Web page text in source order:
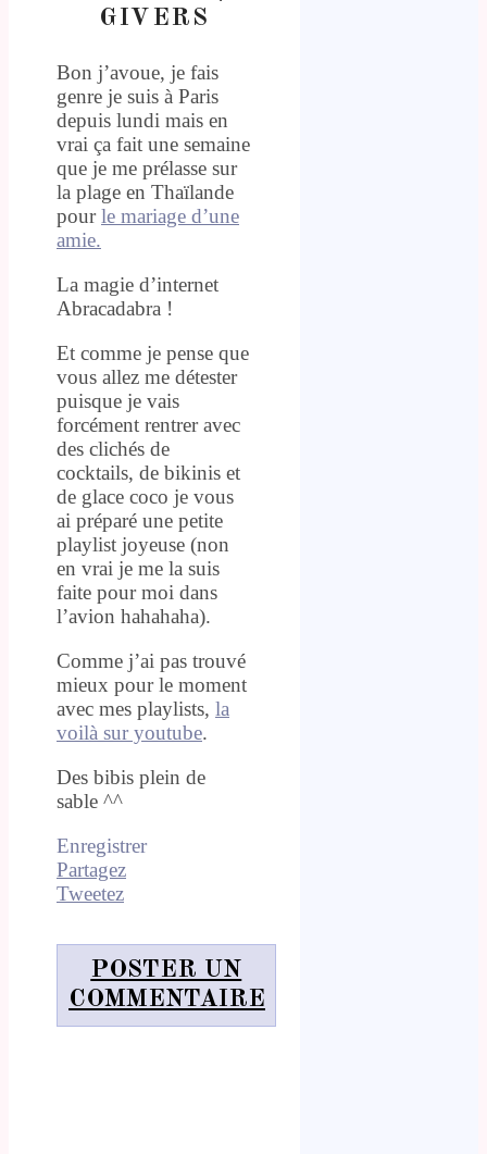
GIVERS
Bon j’avoue, je fais
genre je suis à Paris
depuis lundi mais en
vrai ça fait une semaine
que je me prélasse sur
la plage en Thaïlande
pourle mariage d’une
amie.
La magie d’internet
Abracadabra !
Et comme je pense que
vous allez me détester
puisque je vais
forcément rentrer avec
des clichés de
cocktails, de bikinis et
de glace coco je vous
ai préparé une petite
playlist joyeuse (non
en vrai je me la suis
faite pour moi dans
l’avion hahahaha).
Comme j’ai pas trouvé
mieux pour le moment
avec mes playlists, la
voilà sur youtube.
Des bibis plein de
sable ^^
Enregistrer
Partagez
Tweetez
POSTER UN
COMMENTAIRE